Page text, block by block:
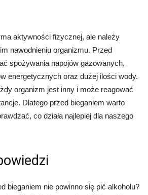
aktywności fizycznej, ale należy
nawodnieniu organizmu. Przed
spożywania napojów gazowanych,
energetycznych oraz dużej ilości wody.
organizm jest inny i może reagować
Dlatego przed bieganiem warto
co działa najlepiej dla naszego
bieganiem nie powinno się pić alkoholu?